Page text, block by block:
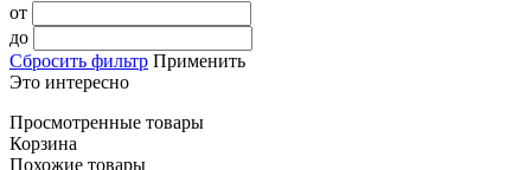
от
до
Сбросить фильтр Применить
Это интересно
Просмотренные товары
Корзина
Похожие товары